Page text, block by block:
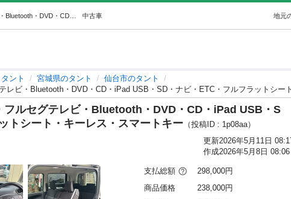
中古車 地元
タント 宮城県のタント
仙台市のタント
レビ・Bluetooth・DVD・CD・iPad USB・SD・ナビ・ETC・フルフラットシー
フルセグテレビ・Bluetooth・DVD・CD・iPad USB・S
トシート・キーレス・スマートキー （投稿ID : 1p08aa）
更新2026年5月11日
作成2026年5月8日 08:06
支払総額
298,000円
商品価格
238,000円